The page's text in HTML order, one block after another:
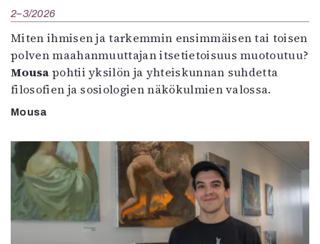
2–3/2026
Miten ihmisen ja tarkemmin ensimmäisen tai toisen
polven maahanmuuttajan itsetietoisuus muotoutuu?
Mousa pohtii yksilön ja yhteiskunnan suhdetta
filosofien ja sosiologien näkökulmien valossa.
Mousa